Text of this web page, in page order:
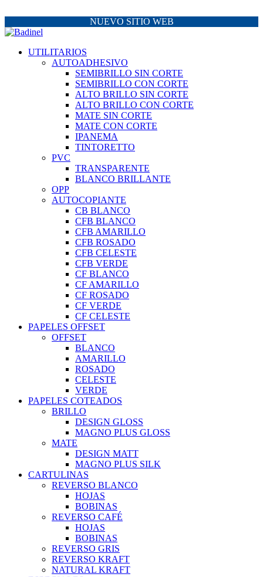
NUEVO SITIO WEB
UTILITARIOS
AUTOADHESIVO
SEMIBRILLO SIN CORTE
SEMIBRILLO CON CORTE
ALTO BRILLO SIN CORTE
ALTO BRILLO CON CORTE
MATE SIN CORTE
MATE CON CORTE
IPANEMA
TINTORETTO
PVC
TRANSPARENTE
BLANCO BRILLANTE
OPP
AUTOCOPIANTE
CB BLANCO
CFB BLANCO
CFB AMARILLO
CFB ROSADO
CFB CELESTE
CFB VERDE
CF BLANCO
CF AMARILLO
CF ROSADO
CF VERDE
CF CELESTE
PAPELES OFFSET
OFFSET
BLANCO
AMARILLO
ROSADO
CELESTE
VERDE
PAPELES COTEADOS
BRILLO
DESIGN GLOSS
MAGNO PLUS GLOSS
MATE
DESIGN MATT
MAGNO PLUS SILK
CARTULINAS
REVERSO BLANCO
HOJAS
BOBINAS
REVERSO CAFÉ
HOJAS
BOBINAS
REVERSO GRIS
REVERSO KRAFT
NATURAL KRAFT